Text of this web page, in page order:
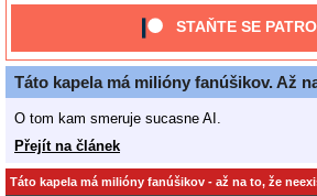
STAŇTE SE
Táto kapela má milióny fanúšikov. Až
O tom kam smeruje sucasne AI.
Přejít na článek
Táto kapela má milióny fanúšikov - až na to, že